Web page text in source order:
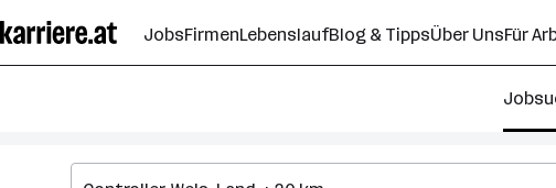
Seiteninhalt
springen
JobsFirmenLebenslaufBlog & TippsÜber UnsFür